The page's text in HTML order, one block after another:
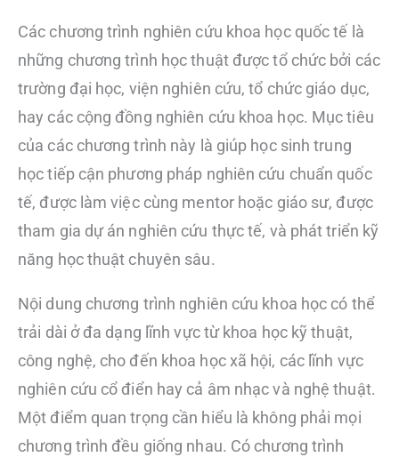
Các chương trình nghiên cứu khoa học quốc tế là
những chương trình học thuật được tổ chức bởi các
trường đại học, viện nghiên cứu, tổ chức giáo dục,
hay các cộng đồng nghiên cứu khoa học. Mục tiêu
của các chương trình này là giúp học sinh trung
học tiếp cận phương pháp nghiên cứu chuẩn quốc
tế, được làm việc cùng mentor hoặc giáo sư, được
tham gia dự án nghiên cứu thực tế, và phát triển kỹ
năng học thuật chuyên sâu.
Nội dung chương trình nghiên cứu khoa học có thể
trải dài ở đa dạng lĩnh vực từ khoa học kỹ thuật,
công nghệ, cho đến khoa học xã hội, các lĩnh vực
nghiên cứu cổ điển hay cả âm nhạc và nghệ thuật.
Một điểm quan trọng cần hiểu là không phải mọi
chương trình đều giống nhau. Có chương trình